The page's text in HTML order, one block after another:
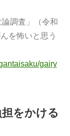
調査」（令和
を怖いと思う
gairy
をかける